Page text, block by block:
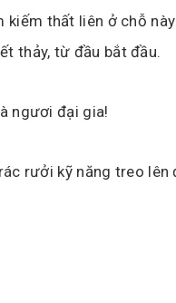
kiếm thất liên ở chỗ
thảy, từ đầu bắt đầu.
ngươi đại gia!
rưởi kỹ năng treo lên